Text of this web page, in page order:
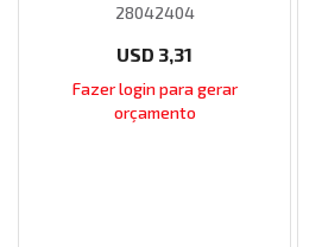
28042404
USD 3,31
Fazer login para gerar
orçamento